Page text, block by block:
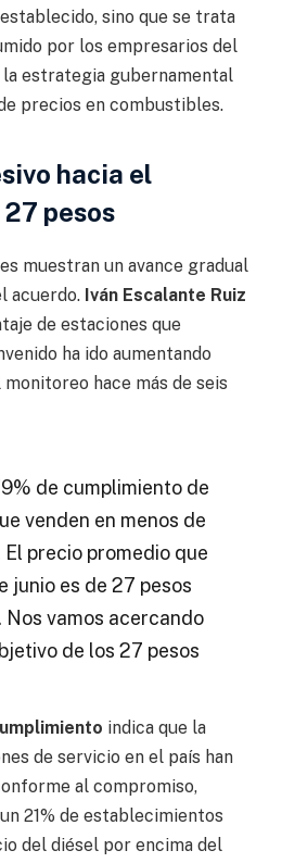
sino que se trata
por los empresarios del
estrategia gubernamental
precios en combustibles.
hacia el
pesos
muestran un avance gradual
acuerdo. Iván Escalante Ruiz
de estaciones que
ha ido aumentando
hace más de seis
de cumplimiento de
venden en menos de
precio promedio que
junio es de 27 pesos
Nos vamos acercando
de los 27 pesos
indica que la
de servicio en el país han
al compromiso,
21% de establecimientos
del diésel por encima del